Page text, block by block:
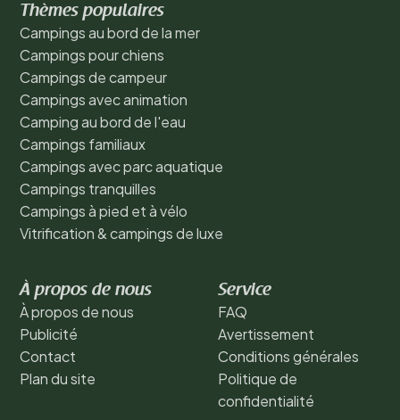
Thèmes populaires
Campings au bord de la mer
Campings pour chiens
Campings de campeur
Campings avec animation
Camping au bord de l'eau
Campings familiaux
Campings avec parc aquatique
Campings tranquilles
Campings à pied et à vélo
Vitrification & campings de luxe
À propos de nous
À propos de nous
Publicité
Contact
Plan du site
Service
FAQ
Avertissement
Conditions générales
Politique de
confidentialité